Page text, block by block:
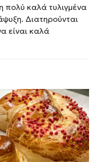
πολύ καλά τυλιγμένα
Διατηρούνται
είναι καλά